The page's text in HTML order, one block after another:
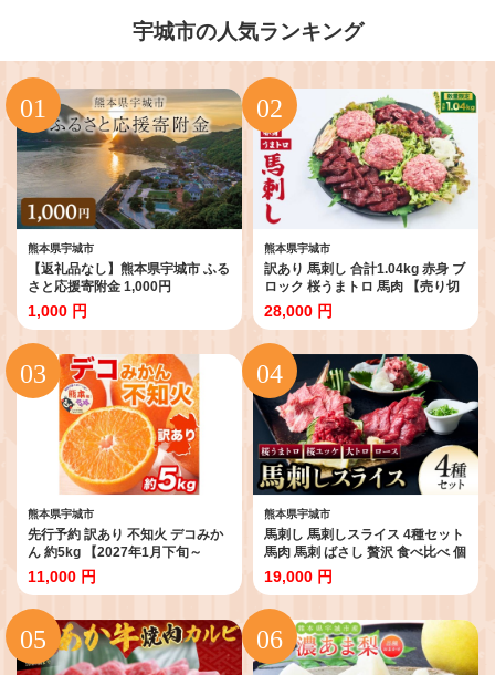
宇城市の人気ランキング
熊本県宇城市
【返礼品なし】熊本県宇城市 ふる
さと応援寄附金 1,000円
1,000 円
熊本県宇城市
訳あり 馬刺し 合計1.04kg 赤身 ブ
ロック 桜うまトロ 馬肉 【売り切
れ御免】 熊本 国産 カナダ・フラ
ンス産 熊本馬刺し 菅乃屋 千興フ
ァーム 馬刺し専門店 冷凍 小分け
真空パック 熊本名物 食べ比べ セ
ット HACCP認証
28,000 円
熊本県宇城市
先行予約 訳あり 不知火 デコみか
ん 約5kg 【2027年1月下旬～
2027年3月下旬発送予定】フルー
ツ 果物 くだもの 柑橘 柑橘類 みか
ん ミカン 蜜柑 国産 熊本 熊本県
九州 宇城市 甘味 酸味 甘い プレミ
アム 日本フルーツ
11,000 円
熊本県宇城市
馬刺し 馬刺しスライス 4種セット
馬肉 馬刺 ばさし 贅沢 食べ比べ 個
包装 スライス ユッケ うまトロ 大
トロ 新鮮 低脂肪 高たんぱく ヘル
シー 肉 霜降り 赤身 国産 冷凍 ギ
フト おつまみ 贈答 株式会社千興
ファーム
19,000 円